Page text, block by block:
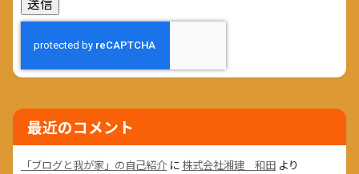
最近のコメント
「ブログと我が家」の自己紹介 に 株式会社湘建 和田 より